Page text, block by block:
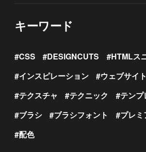
キーワード
CSS DESIGNCUTS HTMLス
インスピレーション
ウェブサイト
テクスチャ
テクニック テンプ
ブラシ
ブラシフォント プレミ
配色